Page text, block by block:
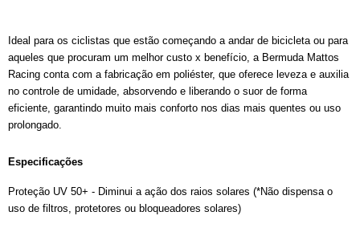
Ideal para os ciclistas que estão começando a andar de bicicleta ou para
aqueles que procuram um melhor custo x benefício, a Bermuda Mattos
Racing conta com a fabricação em poliéster, que oferece leveza e auxilia
no controle de umidade, absorvendo e liberando o suor de forma
eficiente, garantindo muito mais conforto nos dias mais quentes ou uso
prolongado.
Especificações
Proteção UV 50+ - Diminui a ação dos raios solares (*Não dispensa o
uso de filtros, protetores ou bloqueadores solares)